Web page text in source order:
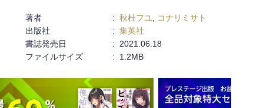
著者 : 秋杜フユ
コナリミサト
出版社 : 集英社
書誌発売日 :
2021.06.18
ファイルサイズ : 1.2MB